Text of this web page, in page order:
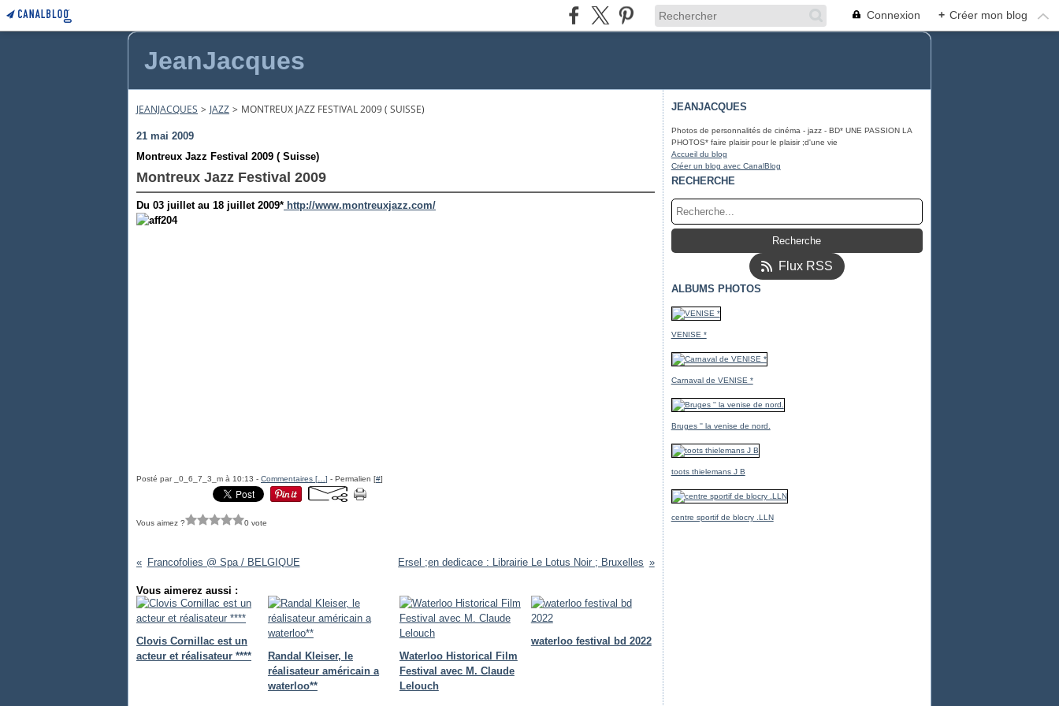
Connexion + Créer mon blog
JeanJacques
JEANJACQUES > JAZZ > MONTREUX JAZZ FESTIVAL 2009 ( SUISSE)
21 mai 2009
Montreux Jazz Festival 2009 ( Suisse)
Montreux Jazz Festival 2009
Du 03 juillet au 18 juillet 2009* http://www.montreuxjazz.com/
Posté par _0_6_7_3_m à 10:13 - Commentaires [ ] - Permalien [#]
Vous aimez ? 0 vote
Francofolies @ Spa / BELGIQUE Ersel ;en dedicace : Librairie Le Lotus Noir ; Bruxelles
Vous aimerez aussi :
Clovis Cornillac est un
acteur et réalisateur ****
Randal Kleiser, le
réalisateur américain a
waterloo**
Waterloo Historical Film
Festival avec M. Claude
Lelouch
waterloo festival bd 2022
JEANJACQUES
Photos de personnalités de cinéma - jazz - BD* UNE PASSION LA
PHOTOS* faire plaisir pour le plaisir ;d'une vie
Accueil du blog
Créer un blog avec CanalBlog
RECHERCHE
Flux RSS
ALBUMS PHOTOS
VENISE *
Carnaval de VENISE *
Bruges '' la venise de nord.
toots thielemans J B
centre sportif de blocry .LLN